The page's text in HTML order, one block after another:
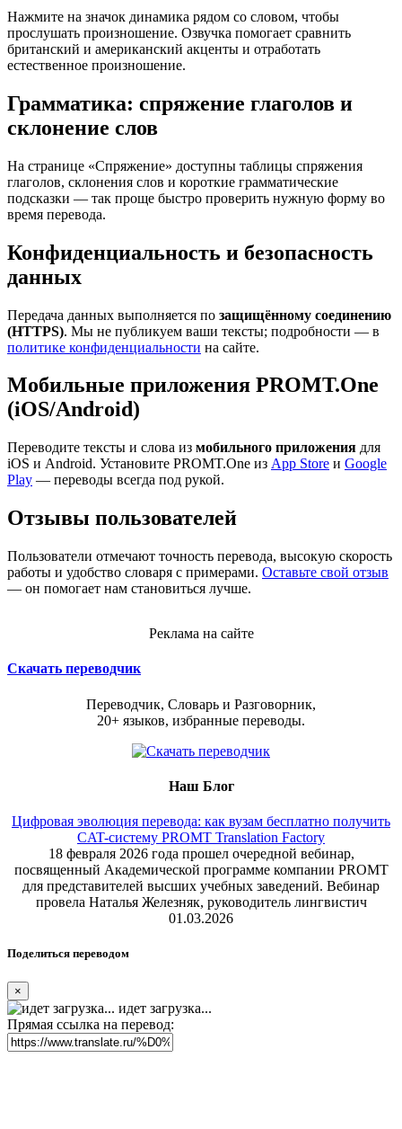
Нажмите на значок динамика рядом со словом, чтобы
прослушать произношение. Озвучка помогает сравнить
британский и американский акценты и отработать
естественное произношение.
Грамматика: спряжение глаголов и
склонение слов
На странице «Спряжение» доступны таблицы спряжения
глаголов, склонения слов и короткие грамматические
подсказки — так проще быстро проверить нужную форму во
время перевода.
Конфиденциальность и безопасность
данных
Передача данных выполняется по защищённому соединению
(HTTPS). Мы не публикуем ваши тексты; подробности — в
политике конфиденциальности на сайте.
Мобильные приложения PROMT.One
(iOS/Android)
Переводите тексты и слова из мобильного приложения для
iOS и Android. Установите PROMT.One из App Store и Google
Play — переводы всегда под рукой.
Отзывы пользователей
Пользователи отмечают точность перевода, высокую скорость
работы и удобство словаря с примерами. Оставьте свой отзыв
— он помогает нам становиться лучше.
Реклама на сайте
Скачать переводчик
Переводчик, Словарь и Разговорник,
20+ языков, избранные переводы.
Наш Блог
Цифровая эволюция перевода: как вузам бесплатно получить
CAT-систему PROMT Translation Factory
18 февраля 2026 года прошел очередной вебинар,
посвященный Академической программе компании PROMT
для представителей высших учебных заведений. Вебинар
провела Наталья Железняк, руководитель лингвистич
01.03.2026
Поделиться переводом
×
идет загрузка...
Прямая ссылка на перевод: